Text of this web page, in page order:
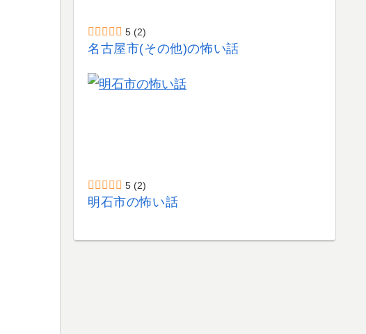
5 (2)
名古屋市(その他)の怖い話
5 (2)
明石市の怖い話